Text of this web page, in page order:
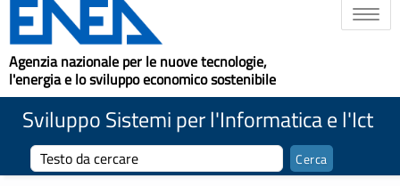
Toggle
Agenzia nazionale per le nuove tecnologie,
l'energia e lo sviluppo economico sostenibile
Sviluppo Sistemi per l'Informatica e l'Ict